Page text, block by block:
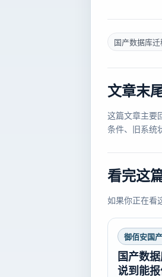
国产数据库
文章末
这篇文章主要
条件、旧系统
看完这
如果你正在看
御佰安国
国产数
说到能